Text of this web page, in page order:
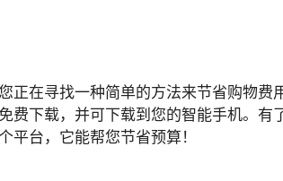
正在寻找一种简单的方法来节省购物费
费下载，并可下载到您的智能手机。
平台，它能帮您节省预算！